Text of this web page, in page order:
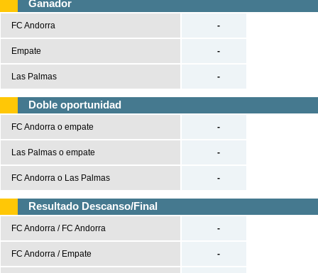
Ganador
FC Andorra
Empate
Las Palmas
-
-
-
Doble oportunidad
FC Andorra o empate
Las Palmas o empate
FC Andorra o Las Palmas
-
-
-
Resultado Descanso/Final
FC Andorra / FC Andorra
FC Andorra / Empate
-
-
Bundesliga
Ligue 1
Europa League
UEFA Nations League A
UEFA Nations League B
UEFA Nations League D
Baloncesto
España
ACB
LEB